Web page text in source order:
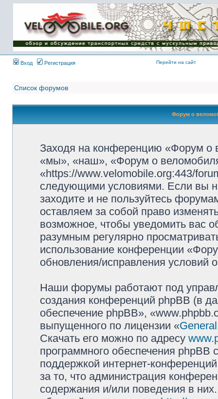
Имя пользователя:
Пароль:
{ LOG_ME_IN_SHORT
}
Вход
Регистрация Перейти на сайт
Список форумов
Форум о
Заходя на конференцию «Форум о
«мы», «наш», «Форум о
«https://www.velomobile.org:443/
следующими условиями. Если вы
заходите и не пользуйтесь
оставляем за собой право
возможное, чтобы уведомить вас
разумным регулярно
использование конференции
обновления/исправления условий
Наши форумы работают под
создания конференций phpBB (в
обеспечение phpBB»,
выпущенного по лицензии «
Скачать его можно по адресу
программного обеспечения phpBB
поддержкой интернет-
за то, что администрация
содержания и/или поведения в